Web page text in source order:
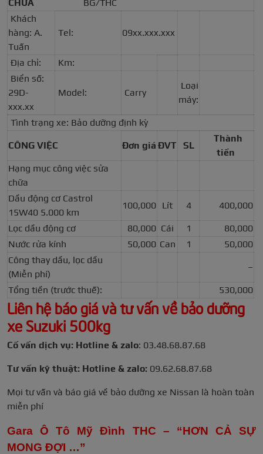
CHỮA
BG/THC
Khách
hàng: A.
Tuấn
Tel: 09xx.xxx.xxx
Địa chỉ:
Km:
Biển số:
29D-
xxx.xx
Model: Carry
Loại
máy:
Tình trạng xe: Bảo dưỡng định kỳ
CÔNG VIỆC Đơn giá ĐVT SL
Thành
tiền
Hạng mục công việc sửa
chữa
Dầu động cơ Castrol
15W40 5.000 km
100,000 Lít 4 400,000
Lọc dầu động cơ 80,000 Cái 1
80,000
Nước rửa kính
50,000 Can 1
50,000
Công thay dầu, lọc dầu
(Miễn phí)
–
Tổng tiền (trước thuế): 530,000
Liên hệ báo giá và tư vấn về bảo dưỡng
xe Suzuki 500kg
Cố vấn dịch vụ: Hotline & zalo: 03.48.68.87.68
Tư vấn kỹ thuật: Hotline & zalo: 09.62.68.87.68
Mọi tư vấn và báo giá về bảo dưỡng xe Nissan là hoàn toàn
miễn phí
Gara Ô Tô Mỹ Đình THC – “HƠN CẢ SỰ
MONG ĐỢI …”